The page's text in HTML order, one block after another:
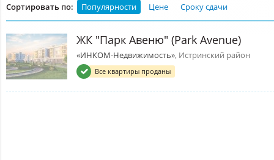
Сортировать по: Популярности Цене Сроку сдачи
ЖК "Парк Авеню" (Park Avenue)
«ИНКОМ-Недвижимость», Истринский район
Все квартиры проданы